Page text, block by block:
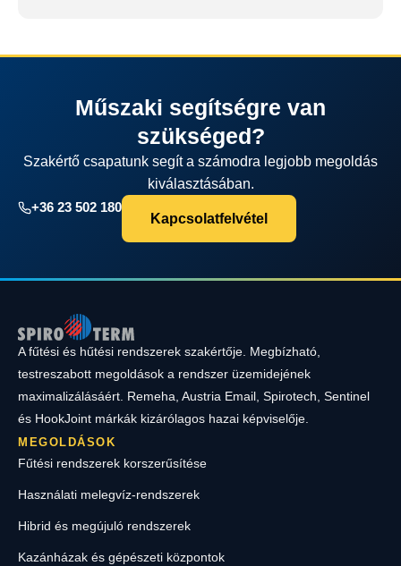
Műszaki segítségre van
szükséged?
Szakértő csapatunk segít a számodra legjobb megoldás
kiválasztásában.
+36 23 502 180
Kapcsolatfelvétel
A fűtési és hűtési rendszerek szakértője. Megbízható,
testreszabott megoldások a rendszer üzemidejének
maximalizálásáért. Remeha, Austria Email, Spirotech, Sentinel
és HookJoint márkák kizárólagos hazai képviselője.
MEGOLDÁSOK
Fűtési rendszerek korszerűsítése
Használati melegvíz-rendszerek
Hibrid és megújuló rendszerek
Kazánházak és gépészeti központok